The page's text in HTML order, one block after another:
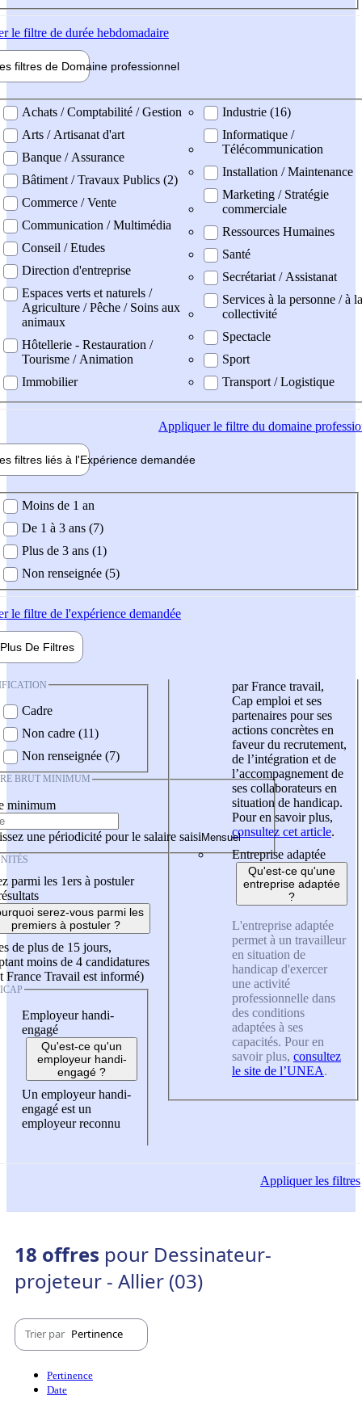
le filtre de durée hebdomadaire
filtres de Domaine professionnel
professionel
Achats / Comptabilité / Gestion
Arts / Artisanat d'art
Banque / Assurance
Bâtiment / Travaux Publics (2)
Commerce / Vente
Communication / Multimédia
Conseil / Etudes
Direction d'entreprise
Espaces verts et naturels /
Agriculture / Pêche / Soins aux
animaux
Hôtellerie - Restauration /
Tourisme / Animation
Immobilier
Industrie (16)
Informatique /
Télécommunication
Installation / Maintenance
Marketing / Stratégie
commerciale
Ressources Humaines
Santé
Secrétariat / Assistanat
Services à la personne / à la
collectivité
Spectacle
Sport
Transport / Logistique
Appliquerle filtre du domaine
filtres liés à l'Expérience demandée
demandée
Moins de 1 an
De 1 à 3 ans (7)
Plus de 3 ans (1)
Non renseignée (5)
le filtre de l'expérience demandée
Plus De Filtres
Cadre
Non cadre (11)
Non renseignée (7)
BRUT MINIMUM
minimum
une périodicité pour le salaire saisi
parmi les 1ers à postuler
serez-vous parmi les
premiers à postuler ?
de plus de 15 jours,
moins de 4 candidatures
France Travail est informé)
Employeur handi-
engagé
Qu'est-ce qu'un
employeur handi-
engagé ?
Un employeur handi-
engagé est un
employeur reconnu
par France travail,
Cap emploi et ses
partenaires pour ses
actions concrètes en
faveur du recrutement,
de l’intégration et de
l’accompagnement de
ses collaborateurs en
situation de handicap.
Pour en savoir plus,
consultez cet article.
Entreprise adaptée
Qu'est-ce qu'une
entreprise adaptée
?
L'entreprise adaptée
permet à un travailleur
en situation de
handicap d'exercer
une activité
professionnelle dans
des conditions
adaptées à ses
capacités. Pour en
savoir plus, consultez
le site de l’UNEA.
Appliquerles filtres
18 offres pour Dessinateur-
projeteur - Allier (03)
Trier par Pertinence
Pertinence
Date